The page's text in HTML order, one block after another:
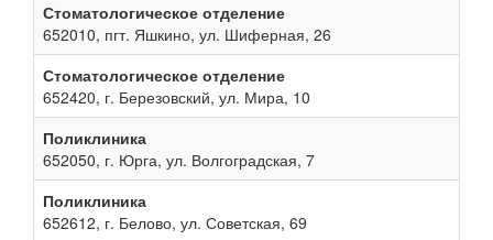
Стоматологическое отделение
652010, пгт. Яшкино, ул. Шиферная, 26
Стоматологическое отделение
652420, г. Березовский, ул. Мира, 10
Поликлиника
652050, г. Юрга, ул. Волгоградская, 7
Поликлиника
652612, г. Белово, ул. Советская, 69